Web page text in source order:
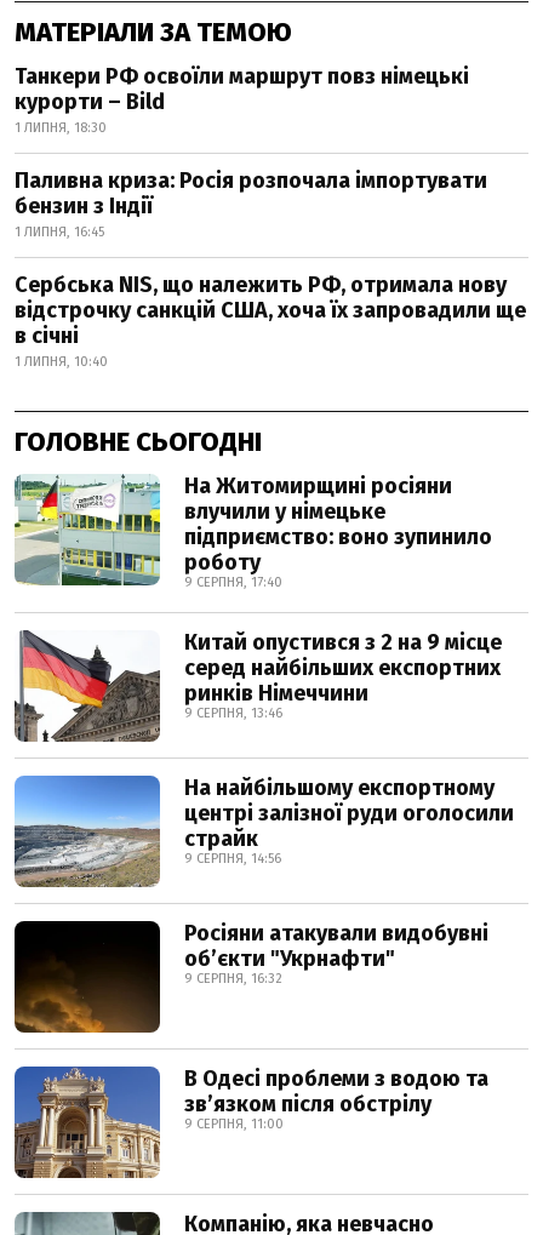
МАТЕРІАЛИ ЗА ТЕМОЮ
Танкери РФ освоїли маршрут повз німецькі
курорти – Bild
1 ЛИПНЯ, 18:30
Паливна криза: Росія розпочала імпортувати
бензин з Індії
1 ЛИПНЯ, 16:45
Сербська NIS, що належить РФ, отримала нову
відстрочку санкцій США, хоча їх запровадили ще
в січні
1 ЛИПНЯ, 10:40
ГОЛОВНЕ СЬОГОДНІ
На Житомирщині росіяни
влучили у німецьке
підприємство: воно зупинило
роботу
9 СЕРПНЯ, 17:40
Китай опустився з 2 на 9 місце
серед найбільших експортних
ринків Німеччини
9 СЕРПНЯ, 13:46
На найбільшому експортному
центрі залізної руди оголосили
страйк
9 СЕРПНЯ, 14:56
Росіяни атакували видобувні
обʼєкти "Укрнафти"
9 СЕРПНЯ, 16:32
В Одесі проблеми з водою та
звʼязком після обстрілу
9 СЕРПНЯ, 11:00
Компанію, яка невчасно